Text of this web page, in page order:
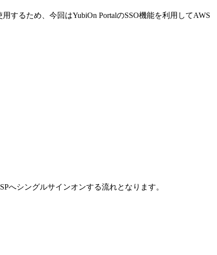
するため、今回はYubiOn PortalのSSO機能を利用してAWS
へシングルサインオンする流れとなります。